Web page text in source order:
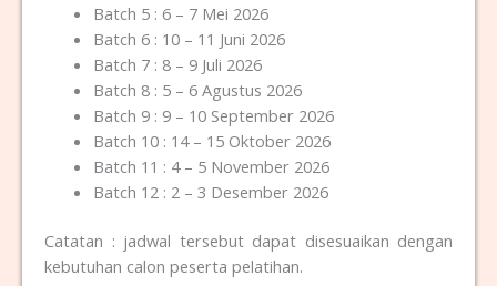
Batch 5 : 6 – 7 Mei 2026
Batch 6 : 10 – 11 Juni 2026
Batch 7 : 8 – 9 Juli 2026
Batch 8 : 5 – 6 Agustus 2026
Batch 9 : 9 – 10 September 2026
Batch 10 : 14 – 15 Oktober 2026
Batch 11 : 4 – 5 November 2026
Batch 12 : 2 – 3 Desember 2026
Catatan : jadwal tersebut dapat disesuaikan dengan
kebutuhan calon peserta pelatihan.